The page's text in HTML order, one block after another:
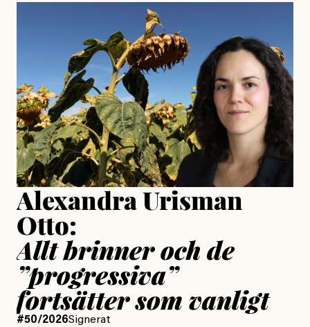
Jonas Lundström
Publicerad24 July, 2026
#23/2026
Jesper Lundby: ”Livet i sig
är ganska politiskt”
Jesper Lundby
Publicerad15 July, 2026
Uppdaterad15 July, 2026
Alexandra Urisman
Otto:
Allt brinner och de
”progressiva”
fortsätter som vanligt
#50/2026Signerat